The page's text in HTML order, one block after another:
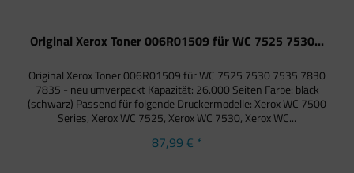
Original Xerox Toner 006R01509 für WC 7525 7530...
Original Xerox Toner 006R01509 für WC 7525 7530 7535 7830
7835 - neu umverpackt Kapazität: 26.000 Seiten Farbe: black
(schwarz) Passend für folgende Druckermodelle: Xerox WC 7500
Series, Xerox WC 7525, Xerox WC 7530, Xerox WC...
87,99 € *